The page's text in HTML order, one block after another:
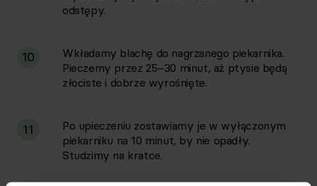
odstępy.
10
Wkładamy blachę do nagrzanego piekarnika.
Pieczemy przez 25–30 minut, aż ptysie będą
złociste i dobrze wyrośnięte.
11
Po upieczeniu zostawiamy je w wyłączonym
piekarniku na 10 minut, by nie opadły.
Studzimy na kratce.